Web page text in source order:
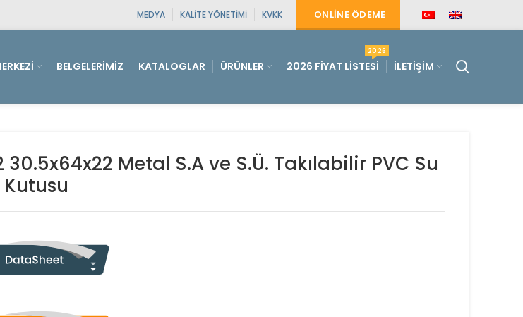
MEDYA KALITE YÖNETIMI KVKK ONLINE ÖDEME
BELGELERIMIZ KATALOGLAR ÜRÜNLER 2026 FIYAT LISTESI
2026
İLETIŞIM
30.5x64x22 Metal S.A ve S.Ü. Takılabilir PVC Su